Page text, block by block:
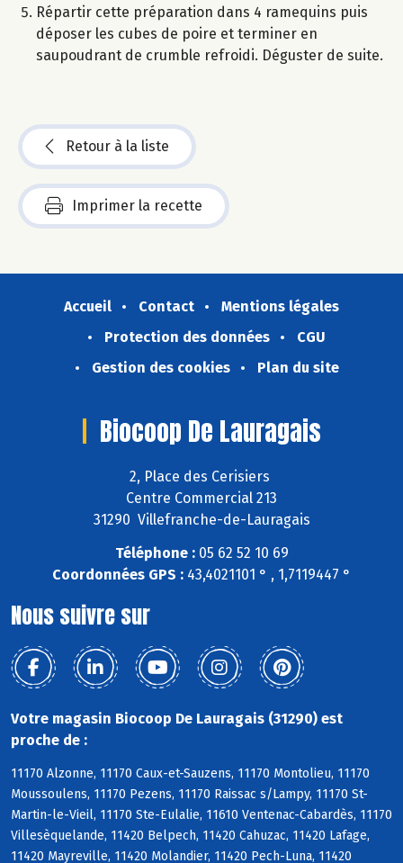
Répartir cette préparation dans 4 ramequins puis
déposer les cubes de poire et terminer en
saupoudrant de crumble refroidi. Déguster de suite.
Retour à la liste
Imprimer la recette
Accueil Contact
Mentions légales
Protection des données
CGU
Gestion des cookies
Plan du site
Biocoop De Lauragais
2, Place des Cerisiers
Centre Commercial 213
31290 Villefranche-de-Lauragais
Téléphone :05 62 52 10 69
Coordonnées GPS : 43,4021101 ° , 1,7119447 °
Nous suivre sur
Votre magasin Biocoop De Lauragais (31290) est
proche de :
11170 Alzonne, 11170 Caux-et-Sauzens, 11170 Montolieu, 11170
Moussoulens, 11170 Pezens, 11170 Raissac s/Lampy, 11170 St-
Martin-le-Vieil, 11170 Ste-Eulalie, 11610 Ventenac-Cabardès, 11170
Villesèquelande, 11420 Belpech, 11420 Cahuzac, 11420 Lafage,
11420 Mayreville, 11420 Molandier, 11420 Pech-Luna, 11420